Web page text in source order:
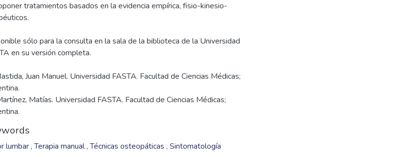
tratamientos basados en la evidencia empírica, fisio-kinesio-
sólo para la consulta en la sala de la biblioteca de la Universidad
Juan Manuel. Universidad FASTA. Facultad de Ciencias Médicas;
Matías. Universidad FASTA. Facultad de Ciencias Médicas;
lumbar,Terapia manual,Técnicas osteopáticas , Sintomatología